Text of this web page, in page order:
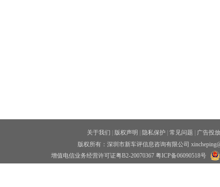
关于我们 版权声明 隐私保护 常见问题
广告投放
版权所有：深圳市新车评信息咨询有限公司
增值电信业务经营许可证粤B2-20070367 粤ICP备06090518号